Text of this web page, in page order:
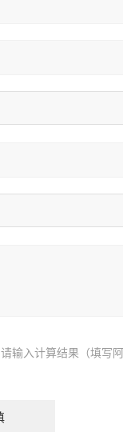
请输入计算结果（填写